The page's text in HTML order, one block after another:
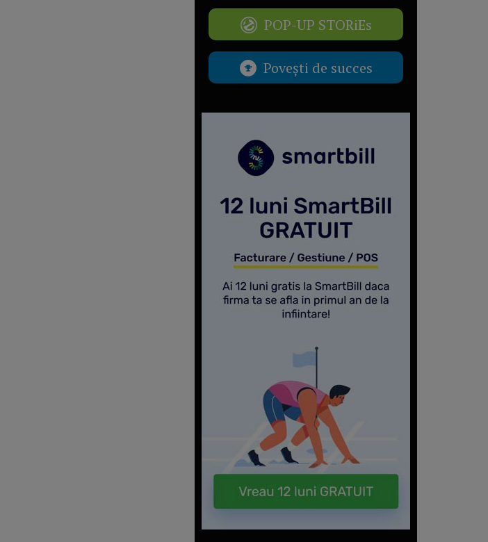
POP-UP STORiEs
Povești de succes